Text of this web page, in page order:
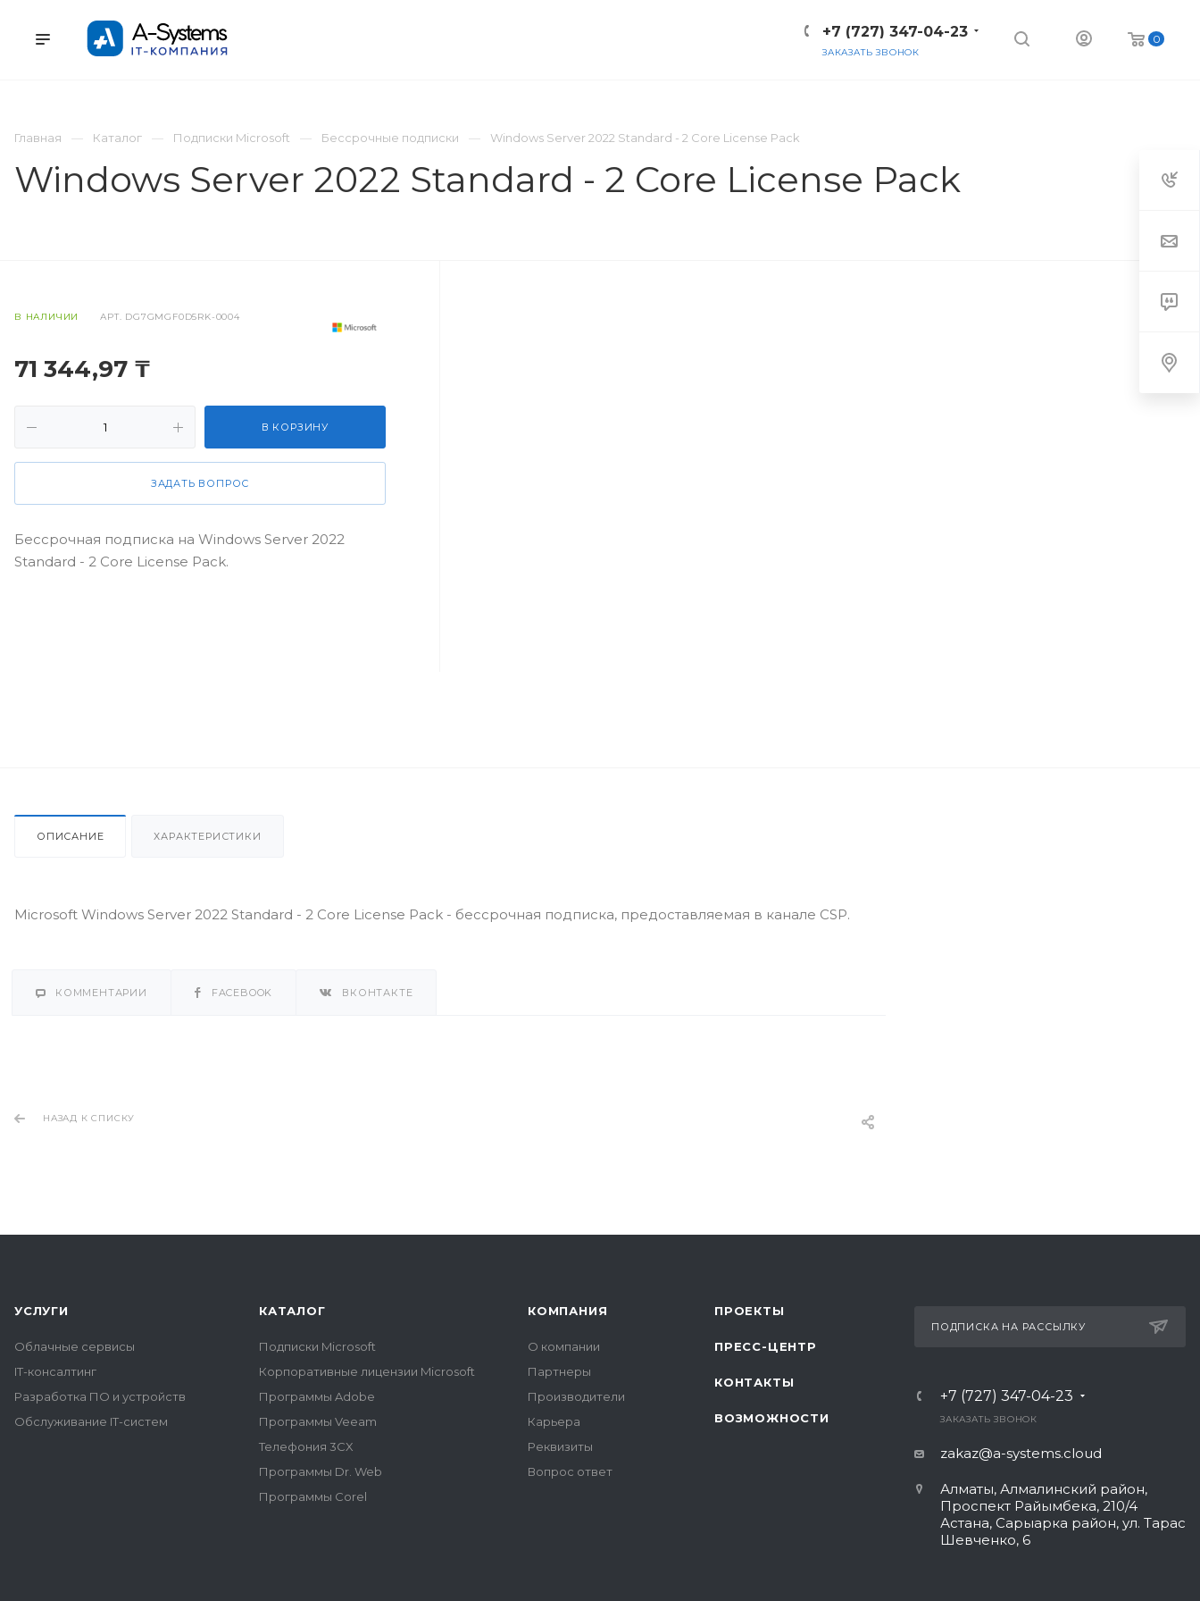
0
+7 (727) 347-04-23
ЗАКАЗАТЬ ЗВОНОК
Главная
Каталог Подписки Microsoft Бессрочные подписки Windows Server 2022 Standard - 2 Core License Pack
Windows Server 2022 Standard - 2 Core License Pack
В НАЛИЧИИ АРТ. DG7GMGF0D5RK-0004
71 344,97 ₸
В КОРЗИНУ
ЗАДАТЬ ВОПРОС
Бессрочная подписка на Windows Server 2022
Standard - 2 Core License Pack.
ОПИСАНИЕ ХАРАКТЕРИСТИКИ
Microsoft Windows Server 2022 Standard - 2 Core License Pack - бессрочная подписка, предоставляемая в канале CSP.
КОММЕНТАРИИ FACEBOOK ВКОНТАКТЕ
НАЗАД К СПИСКУ
УСЛУГИ
Облачные сервисы
IT-консалтинг
Разработка ПО и устройств
Обслуживание IT-систем
КАТАЛОГ
Подписки Microsoft
Корпоративные лицензии Microsoft
Программы Adobe
Программы Veeam
Телефония 3CX
Программы Dr. Web
Программы Corel
КОМПАНИЯ
О компании
Партнеры
Производители
Карьера
Реквизиты
Вопрос ответ
ПРОЕКТЫ
ПРЕСС-ЦЕНТР
КОНТАКТЫ
ВОЗМОЖНОСТИ
ПОДПИСКА НА РАССЫЛКУ
+7 (727) 347-04-23
ЗАКАЗАТЬ ЗВОНОК
zakaz@a-systems.cloud
Алматы, ​Алмалинский район,
Проспект Райымбека, 210/4
Астана, Сарыарка район, ул. Тарас
Шевченко, 6​